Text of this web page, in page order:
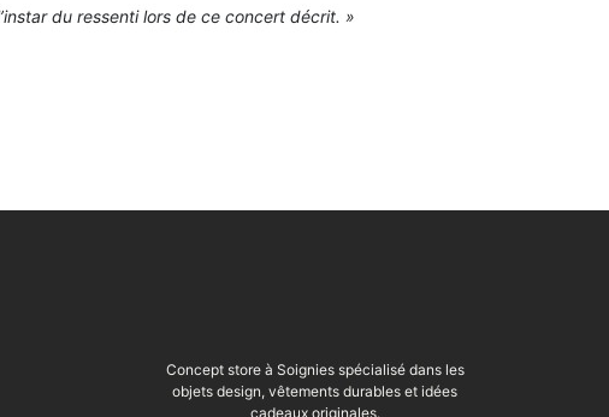
du ressenti lors de ce concert décrit. »
Concept store à Soignies spécialisé dans les
objets design, vêtements durables et idées
cadeaux originales.